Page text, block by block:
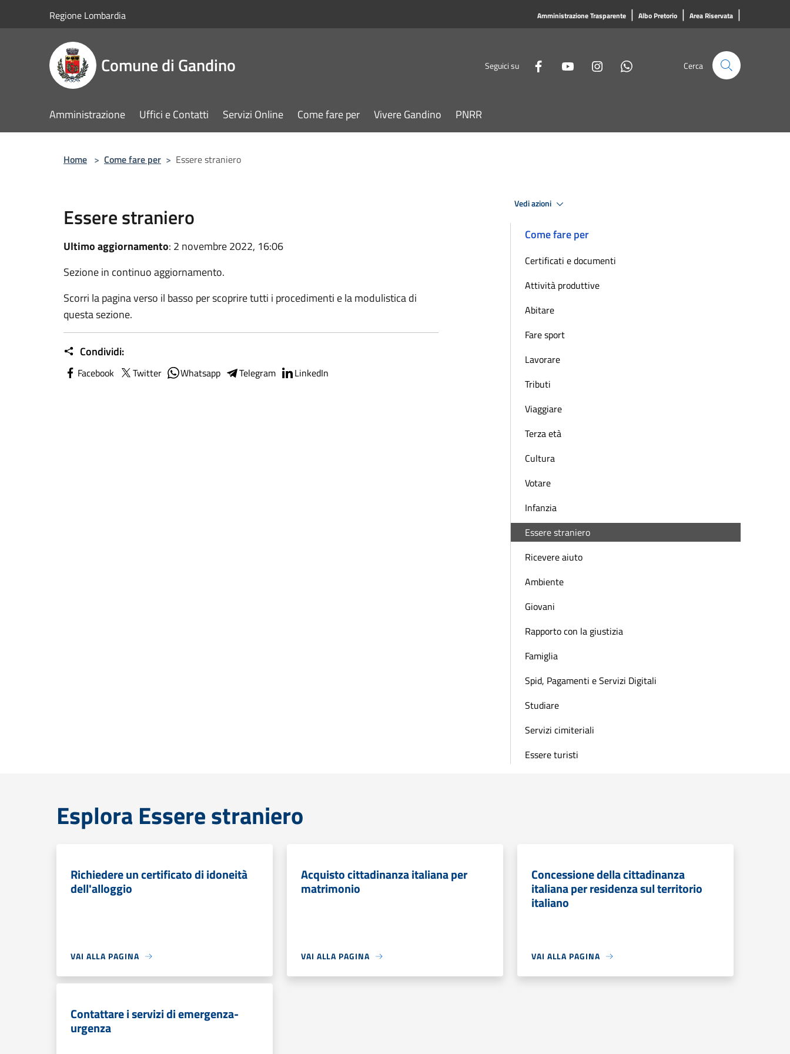
Regione Lombardia Amministrazione Trasparente | Albo Pretorio | Area Riservata |
Comune di Gandino Seguici su Cerca
Amministrazione Uffici e Contatti Servizi Online Come fare per Vivere Gandino PNRR
Home > Come fare per > Essere straniero
Essere straniero
Ultimo aggiornamento: 2 novembre 2022, 16:06
Sezione in continuo aggiornamento.
Scorri la pagina verso il basso per scoprire tutti i procedimenti e la modulistica di
questa sezione.
Condividi:
Facebook Twitter Whatsapp Telegram LinkedIn
Vedi azioni
Come fare per
Certificati e documenti
Attività produttive
Abitare
Fare sport
Lavorare
Tributi
Viaggiare
Terza età
Cultura
Votare
Infanzia
Essere straniero
Ricevere aiuto
Ambiente
Giovani
Rapporto con la giustizia
Famiglia
Spid, Pagamenti e Servizi Digitali
Studiare
Servizi cimiteriali
Essere turisti
Esplora Essere straniero
Richiedere un certificato di idoneità
dell'alloggio
VAI ALLA PAGINA
Acquisto cittadinanza italiana per
matrimonio
VAI ALLA PAGINA
Concessione della cittadinanza
italiana per residenza sul territorio
italiano
VAI ALLA PAGINA
Contattare i servizi di emergenza-
urgenza